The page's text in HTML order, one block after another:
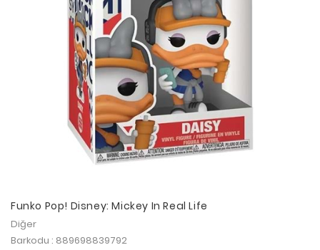
Funko Pop! Disney: Mickey In Real Life
Diğer
Barkodu : 889698839792